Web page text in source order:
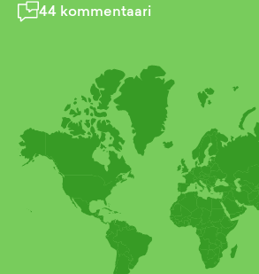
44 kommentaari